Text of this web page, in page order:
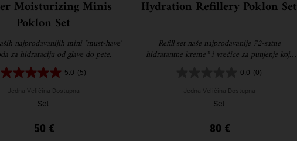
Moisturizing Minis
Poklon Set
najprodavanijih mini "must-have"
za hidrataciju od glave do pete.
5.0 (5)
Jedna Veličina Dostupna
Set
50 €
Hydration Refillery Poklon Set
Refill set naše najprodavanije 72-satne
hidratantne kreme* i vrećice za punjenje koja
koristi 61% manje plastike.
0.0 (0)
Jedna Veličina Dostupna
Set
80 €